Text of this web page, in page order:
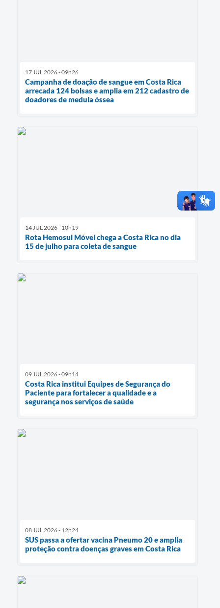
17 JUL 2026 - 09h26
Campanha de doação de sangue em Costa Rica
arrecada 124 bolsas e amplia em 212 cadastro de
doadores de medula óssea
14 JUL 2026 - 10h19
Rota Hemosul Móvel chega a Costa Rica no dia
15 de julho para coleta de sangue
09 JUL 2026 - 09h14
Costa Rica institui Equipes de Segurança do
Paciente para fortalecer a qualidade e a
segurança nos serviços de saúde
08 JUL 2026 - 12h24
SUS passa a ofertar vacina Pneumo 20 e amplia
proteção contra doenças graves em Costa Rica